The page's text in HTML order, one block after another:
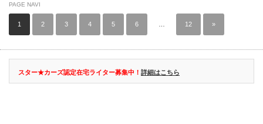
PAGE NAVI
1 2 3 4 5 6 12 »
スター★カーズ認定在宅ライター募集中！ 詳細はこちら